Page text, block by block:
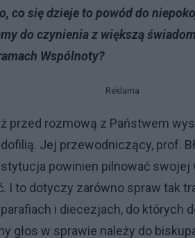
co się dzieje to powód do
do czynienia z większą
Wspólnoty?
Reklama
przed rozmową z Państwem
Jej przewodniczący, prof.
powinien pilnować
I to dotyczy zarówno spraw tak
i diecezjach, do których
głos w sprawie należy do